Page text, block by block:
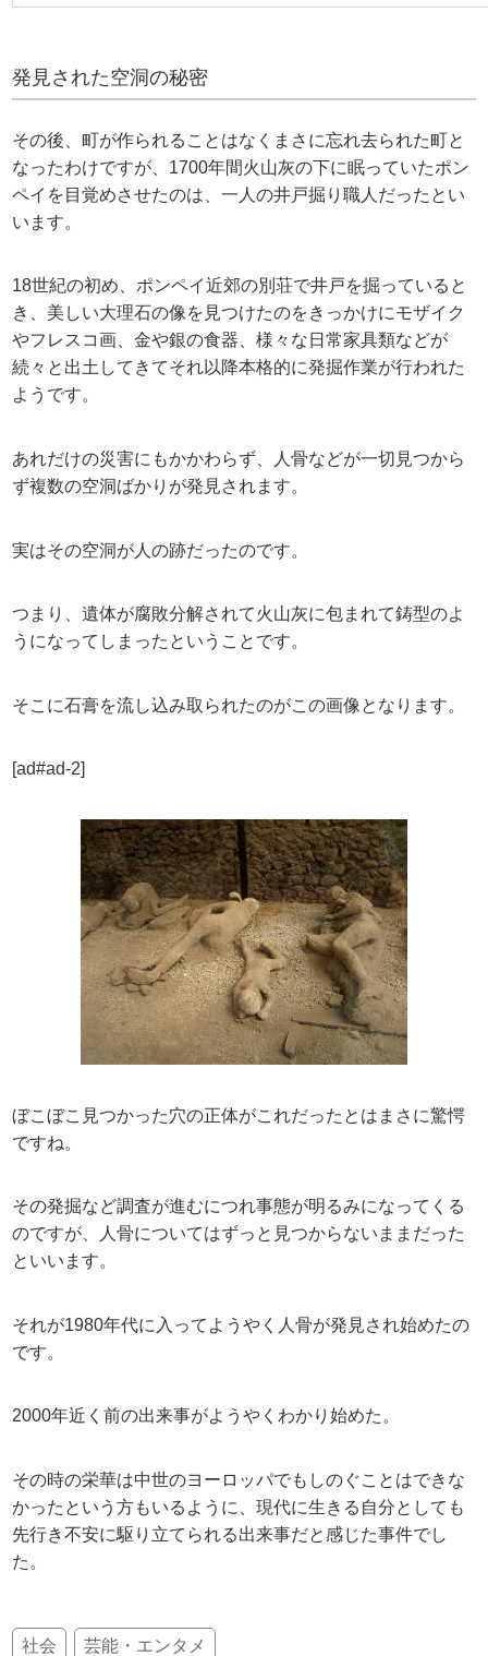
発見された空洞の秘密
その後、町が作られることはなくまさに忘れ去られた町と
なったわけですが、1700年間火山灰の下に眠っていたポン
ペイを目覚めさせたのは、一人の井戸掘り職人だったとい
います。
18世紀の初め、ポンペイ近郊の別荘で井戸を掘っていると
き、美しい大理石の像を見つけたのをきっかけにモザイク
やフレスコ画、金や銀の食器、様々な日常家具類などが
続々と出土してきてそれ以降本格的に発掘作業が行われた
ようです。
あれだけの災害にもかかわらず、人骨などが一切見つから
ず複数の空洞ばかりが発見されます。
実はその空洞が人の跡だったのです。
つまり、遺体が腐敗分解されて火山灰に包まれて鋳型のよ
うになってしまったということです。
そこに石膏を流し込み取られたのがこの画像となります。
[ad#ad-2]
ぼこぼこ見つかった穴の正体がこれだったとはまさに驚愕
ですね。
その発掘など調査が進むにつれ事態が明るみになってくる
のですが、人骨についてはずっと見つからないままだった
といいます。
それが1980年代に入ってようやく人骨が発見され始めたの
です。
2000年近く前の出来事がようやくわかり始めた。
その時の栄華は中世のヨーロッパでもしのぐことはできな
かったという方もいるように、現代に生きる自分としても
先行き不安に駆り立てられる出来事だと感じた事件でし
た。
社会 芸能・エンタメ